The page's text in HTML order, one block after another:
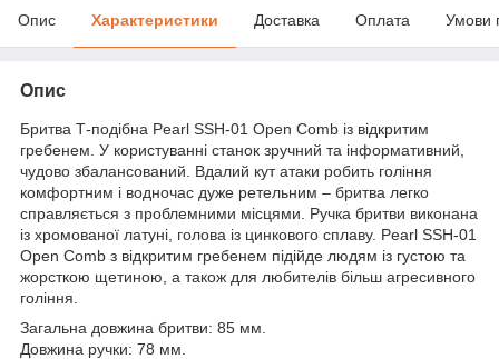
Опис Характеристики Доставка Оплата Умови
Опис
Бритва Т-подібна Pearl SSH-01 Open Comb із відкритим
гребенем. У користуванні станок зручний та інформативний,
чудово збалансований. Вдалий кут атаки робить гоління
комфортним і водночас дуже ретельним – бритва легко
справляється з проблемними місцями. Ручка бритви виконана
із хромованої латуні, голова із цинкового сплаву. Pearl SSH-01
Open Comb з відкритим гребенем підійде людям із густою та
жорсткою щетиною, а також для любителів більш агресивного
гоління.
Загальна довжина бритви: 85 мм.
Довжина ручки: 78 мм.